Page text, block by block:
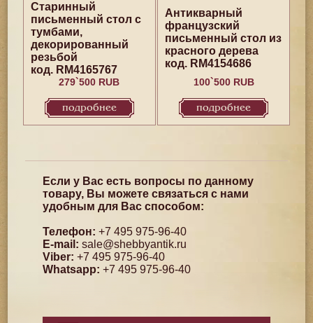
Старинный
письменный стол с
тумбами,
декорированный
резьбой
код. RM4165767
279`500 RUB
подробнее
Антикварный
французский
письменный стол из
красного дерева
код. RM4154686
100`500 RUB
подробнее
Если у Вас есть вопросы по данному
товару, Вы можете связаться с нами
удобным для Вас способом:
Телефон: +7 495 975-96-40
E-mail: sale@shebbyantik.ru
Viber: +7 495 975-96-40
Whatsapp: +7 495 975-96-40